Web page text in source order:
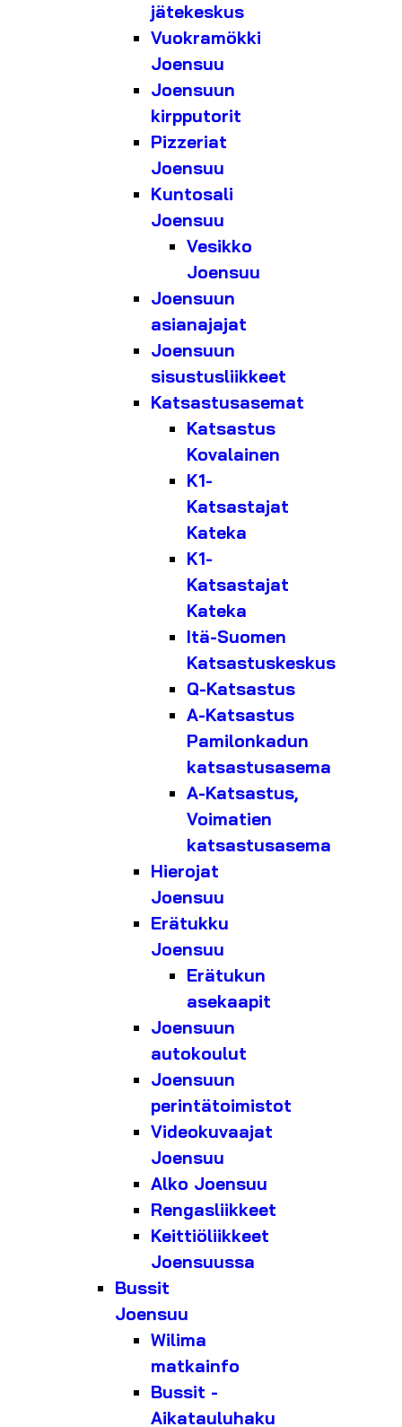
jätekeskus
Vuokramökki
Joensuu
Joensuun
kirpputorit
Pizzeriat
Joensuu
Kuntosali
Joensuu
Vesikko
Joensuu
Joensuun
asianajajat
Joensuun
sisustusliikkeet
Katsastusasemat
Katsastus
Kovalainen
K1-
Katsastajat
Kateka
K1-
Katsastajat
Kateka
Itä-Suomen
Katsastuskeskus
Q-Katsastus
A-Katsastus
Pamilonkadun
katsastusasema
A-Katsastus,
Voimatien
katsastusasema
Hierojat
Joensuu
Erätukku
Joensuu
Erätukun
asekaapit
Joensuun
autokoulut
Joensuun
perintätoimistot
Videokuvaajat
Joensuu
Alko Joensuu
Rengasliikkeet
Keittiöliikkeet
Joensuussa
Bussit
Joensuu
Wilima
matkainfo
Bussit -
Aikatauluhaku